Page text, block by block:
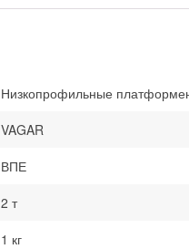
Низкопрофильные
VAGAR
ВПЕ
2 т
1 кг